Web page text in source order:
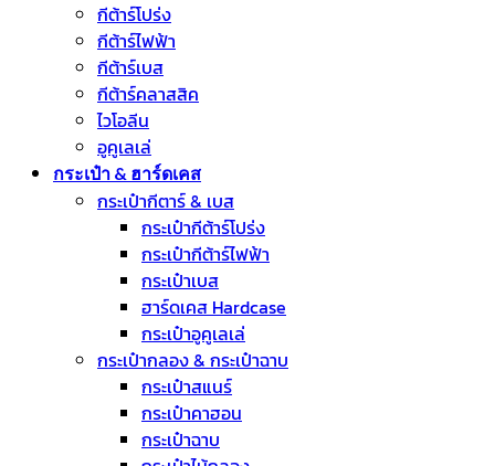
กีต้าร์โปร่ง
กีต้าร์ไฟฟ้า
กีต้าร์เบส
กีต้าร์คลาสสิค
ไวโอลีน
อูคูเลเล่
กระเป๋า & ฮาร์ดเคส
กระเป๋ากีตาร์ & เบส
กระเป๋ากีต้าร์โปร่ง
กระเป๋ากีต้าร์ไฟฟ้า
กระเป๋าเบส
ฮาร์ดเคส Hardcase
กระเป๋าอูคูเลเล่
กระเป๋ากลอง & กระเป๋าฉาบ
กระเป๋าสแนร์
กระเป๋าคาฮอน
กระเป๋าฉาบ